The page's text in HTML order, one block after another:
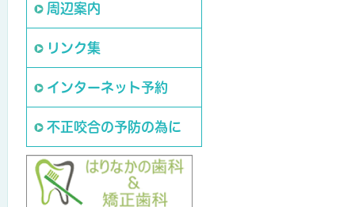
周辺案内
リンク集
インターネット予約
不正咬合の予防の為に